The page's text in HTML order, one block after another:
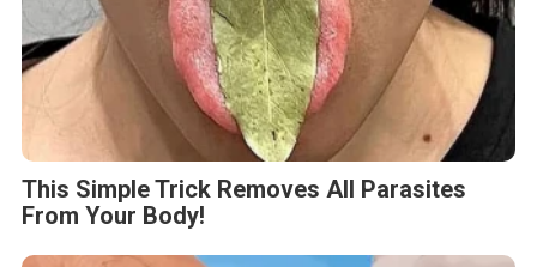
This Simple Trick Removes All Parasites
From Your Body!